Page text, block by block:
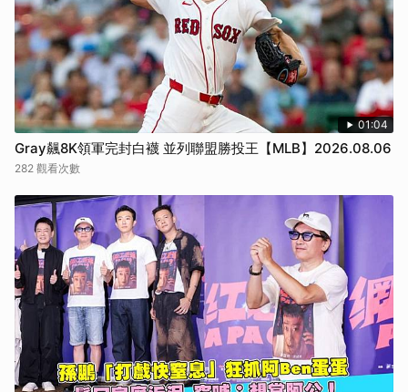
01:04
Gray飆8K領軍完封白襪 並列聯盟勝投王【MLB】2026.08.06
282 觀看次數